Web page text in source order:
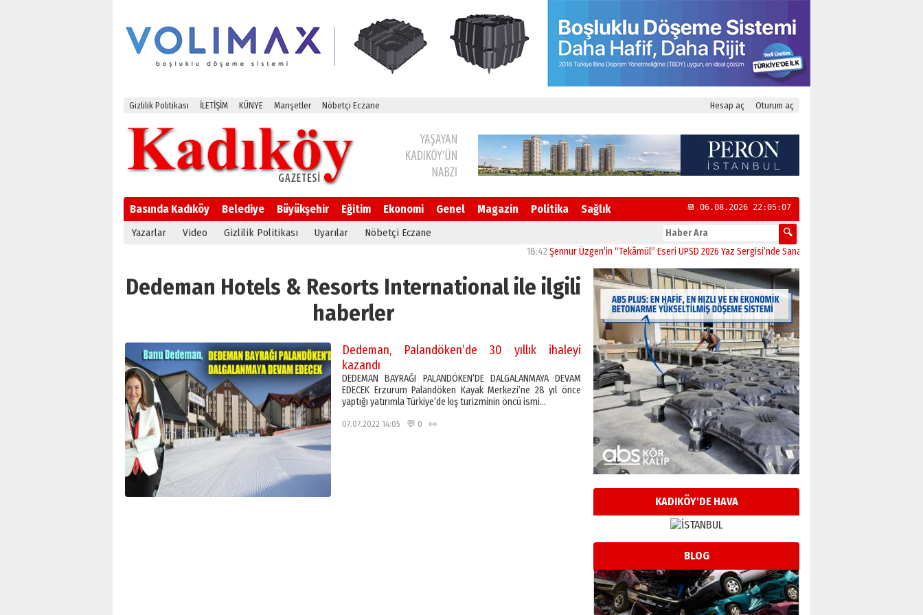
Gizlilik Politikası İLETİŞİM KÜNYE Manşetler Nöbetçi Eczane Hesap aç Oturum aç
Basında Kadıköy Belediye Büyükşehir Eğitim Ekonomi Genel Magazin Politika Sağlık 📆 06.08.2026 22:05:08
Yazarlar Video Gizlilik Politikası Uyarılar Nöbetçi Eczane
Şennur Üzgen’in “Tekâmül” Eseri UPSD 2026 Yaz Sergisi’nde Sanatseverlerle Buluştu
Dedeman Hotels & Resorts International ile ilgili
haberler
Dedeman, Palandöken’de 30 yıllık ihaleyi
kazandı
DEDEMAN BAYRAĞI PALANDÖKEN’DE DALGALANMAYA DEVAM
EDECEK Erzurum Palandöken Kayak Merkezi’ne 28 yıl önce
yaptığı yatırımla Türkiye’de kış turizminin öncü ismi…
07.07.2022 14:05 💬 0 👀
KADIKÖY'DE HAVA
BLOG